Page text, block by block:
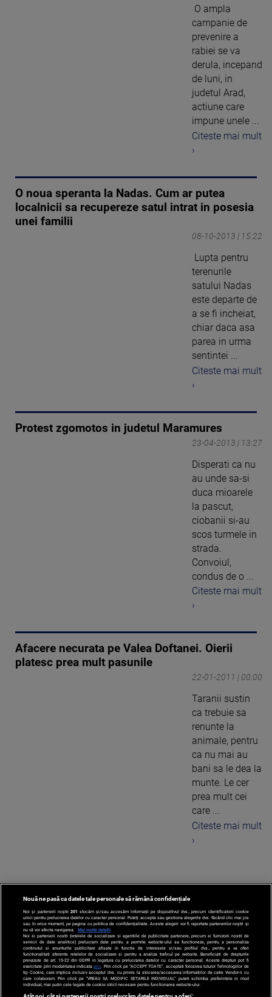
O ampla
campanie de
prevenire a
rabiei se va
derula, incepand
de luni, in
judetul Arad,
actiune care
impune unele ...
Citeste mai mult
›
O noua speranta la Nadas. Cum ar putea
localnicii sa recupereze satul intrat in posesia
unei familii
08-10-2013 | 15:22
Lupta pentru
terenurile
satului Nadas
este departe de
a se fi incheiat,
chiar daca asa
parea in urma
sentintei ...
Citeste mai mult
›
Protest zgomotos in judetul Maramures
23-04-2013 | 13:27
Disperati ca nu
au unde sa-si
duca mioarele
la pascut,
ciobanii si-au
scos turmele in
strada.
Convoiul,
condus de o ...
Citeste mai mult
›
Afacere necurata pe Valea Doftanei. Oierii
platesc prea mult pasunile
22-01-2011 | 00:00
Taranii sustin
ca trebuie sa
renunte la
animale, pentru
ca nu mai au
bani sa le dea la
munte. Le cer
prea mult cei
care ...
Citeste mai mult
›
1
Nouă ne pasă ca datele tale personale să rămână confidențiale
Noi și partenerii noștri 201 stocăm și/sau accesăm informații pe dispozitivul dvs., precum identificatorii cookie
unici pentru prelucrarea datelor cu caracter personal. Puteți accepta sau gestiona alegerile dvs. făcând clic mai jos
sau în orice moment, pe pagina cu politica de confidențialitate. Aceste alegeri vor fi raportate partenerilor noștri și
nu vă vor afecta navigarea.
Mai multe detalii
Noi si partenerii nostri (retelele de socializare si agentiile de publicitate partenere, precum si furnizorii nostri de
servicii de date analitice) prelucram date pentru a permite website-ului sa functioneze, pentru a personaliza
continutul si anunturile publicitare afisate in functie de interesele si/sau profilul dvs., pentru a va oferi
functionalitati aferente retelelor de socializare si pentru a analiza traficul pe website. Beneficiati de drepturile
prevazute de art. 15-22 din GDPR in legatura cu prelucrarea datelor cu caracter personal. Aceste drepturi pot fi
exercitate prin modalitatea indicataaici . Prin click pe “ACCEPT TOATE”, acceptati folosirea tuturor Tehnologiilor de
tip Cookie, care implica inclusiv acceptul dvs. cu privire la stocarea/accesarea informatiilor de catre Vendor-ii cu
care colaboram. Prin click pe “VREAU SA MODIFIC SETARILE INDIVIDUAL” puteti schimba preferintele in mod
individual, mai putin cele legate de cookie strict necesare pentru functionarea website-ului.